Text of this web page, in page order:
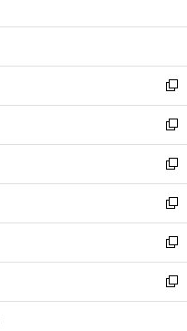
開
ウ
開
く
ン
ウ
で
開
く
ウ
ン
ド
ウ
で
開
く
新
し
い
ウ
ィ
ン
ド
ウ
で
開
く
新
し
い
ウ
ィ
ン
ド
ウ
で
開
新
し
い
ウ
ィ
ン
ド
ウ
新
し
い
ウ
ィ
ン
新
し
い
ウ
新
し